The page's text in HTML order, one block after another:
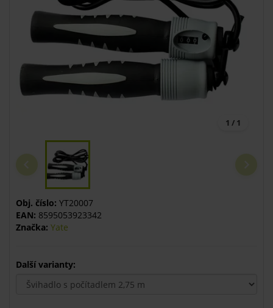
1 / 1
Obj. číslo: YT20007
EAN: 8595053923342
Značka: Yate
Další varianty: